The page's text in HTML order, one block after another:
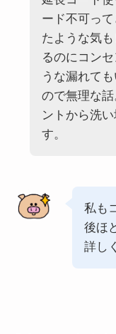
ード不可っ
たような気
るのにコン
うな漏れて
ので無理な
ントから洗
す。
私も
後ほ
詳し